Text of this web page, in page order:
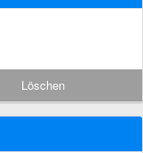
Löschen